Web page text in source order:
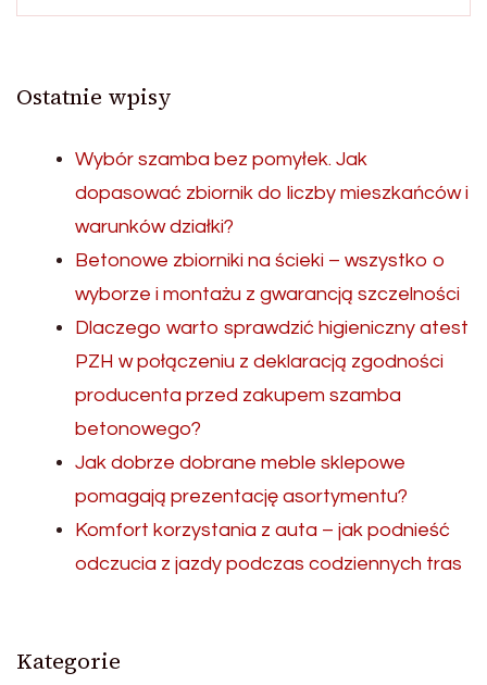
Ostatnie wpisy
Wybór szamba bez pomyłek. Jak
dopasować zbiornik do liczby mieszkańców i
warunków działki?
Betonowe zbiorniki na ścieki – wszystko o
wyborze i montażu z gwarancją szczelności
Dlaczego warto sprawdzić higieniczny atest
PZH w połączeniu z deklaracją zgodności
producenta przed zakupem szamba
betonowego?
Jak dobrze dobrane meble sklepowe
pomagają prezentację asortymentu?
Komfort korzystania z auta – jak podnieść
odczucia z jazdy podczas codziennych tras
Kategorie